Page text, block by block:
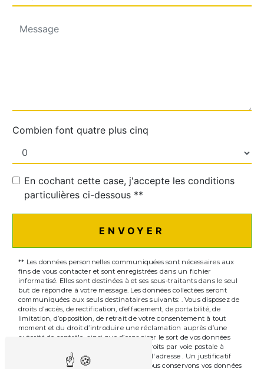
Combien font quatre plus cinq
En cochant cette case, j'accepte les conditions
particulières ci-dessous **
ENVOYER
** Les données personnelles communiquées sont nécessaires aux
fins de vous contacter et sont enregistrées dans un fichier
informatisé. Elles sont destinées à et ses sous-traitants dans le seul
but de répondre à votre message. Les données collectées seront
communiquées aux seuls destinataires suivants: . Vous disposez de
droits d’accès, de rectification, d’effacement, de portabilité, de
limitation, d’opposition, de retrait de votre consentement à tout
moment et du droit d’introduire une réclamation auprès d’une
autorité de contrôle, ainsi que d’organiser le sort de vos données
post-mortem. Vous pouvez exercer ces droits par voie postale à
l'adresse ou par courrier électronique à l'adresse . Un justificatif
d'identité pourra vous être demandé. Nous conservons vos données